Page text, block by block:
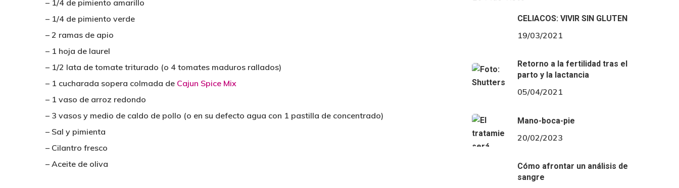
– 1/4 de pimiento amarillo
– 1/4 de pimiento verde
– 2 ramas de apio
– 1 hoja de laurel
– 1/2 lata de tomate triturado (o 4 tomates maduros rallados)
– 1 cucharada sopera colmada de Cajun Spice Mix
– 1 vaso de arroz redondo
– 3 vasos y medio de caldo de pollo (o en su defecto agua con 1 pastilla de concentrado)
– Sal y pimienta
– Cilantro fresco
– Aceite de oliva
CELIACOS: VIVIR SIN GLUTEN
19/03/2021
Retorno a la fertilidad tras el
parto y la lactancia
05/04/2021
Mano-boca-pie
20/02/2023
Cómo afrontar un análisis de
sangre